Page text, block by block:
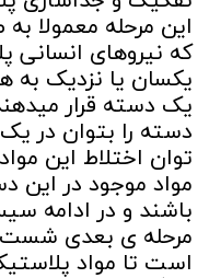
این مرحله معمولا
که نیروهای انسانی
یکسان یا نزدیک به
یک دسته قرار
دسته را بتوان در
توان اختلاط این
مواد موجود در این
باشند و در ادامه
مرحله ی بعدی شست
است تا مواد